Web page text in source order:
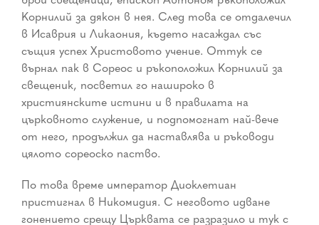
Корнилий за дякон в нея. След това се отдалечил
в Исаврия и Ликаония, където насаждал със
същия успех Христовото учение. Оттук се
върнал пак в Сореос и ръкоположил Корнилий за
свещеник, посветил го нашироко в
християнските истини и в правилата на
църковното служение, и подпомогнат най-вече
от него, продължил да наставлява и ръководи
цялото сореоско паство.
По това време император Диоклетиан
пристигнал в Никомидия. С неговото идване
гонението срещу Църквата се разразило и тук с